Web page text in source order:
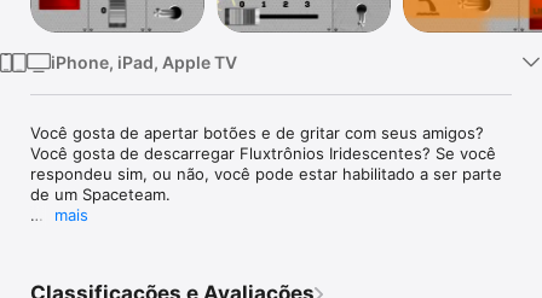
iPhone, iPad, Apple TV
Você gosta de apertar botões e de gritar com seus amigos?
Você gosta de descarregar Fluxtrônios Iridescentes? Se você
respondeu sim, ou não, você pode estar habilitado a ser parte
de um Spaceteam.
mais
Classificações e Avaliações